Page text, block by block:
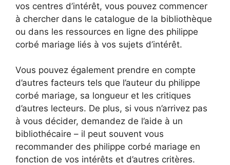
vos centres d’intérêt, vous pouvez commencer
à chercher dans le catalogue de la bibliothèque
ou dans les ressources en ligne des philippe
corbé mariage liés à vos sujets d’intérêt.
Vous pouvez également prendre en compte
d’autres facteurs tels que l’auteur du philippe
corbé mariage, sa longueur et les critiques
d’autres lecteurs. De plus, si vous n’arrivez pas
à vous décider, demandez de l’aide à un
bibliothécaire – il peut souvent vous
recommander des philippe corbé mariage en
fonction de vos intérêts et d’autres critères.